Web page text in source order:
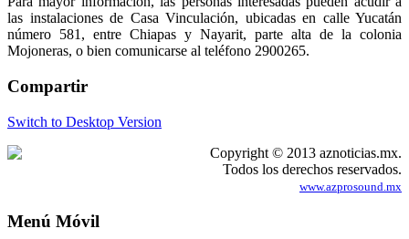
las instalaciones de Casa Vinculación, ubicadas en calle Yucatán
número 581, entre Chiapas y Nayarit, parte alta de la colonia
Mojoneras, o bien comunicarse al teléfono 2900265.
Compartir
Switch to Desktop Version
Copyright © 2013 aznoticias.mx.
Todos los derechos reservados.
www.azprosound.mx
Menú Móvil